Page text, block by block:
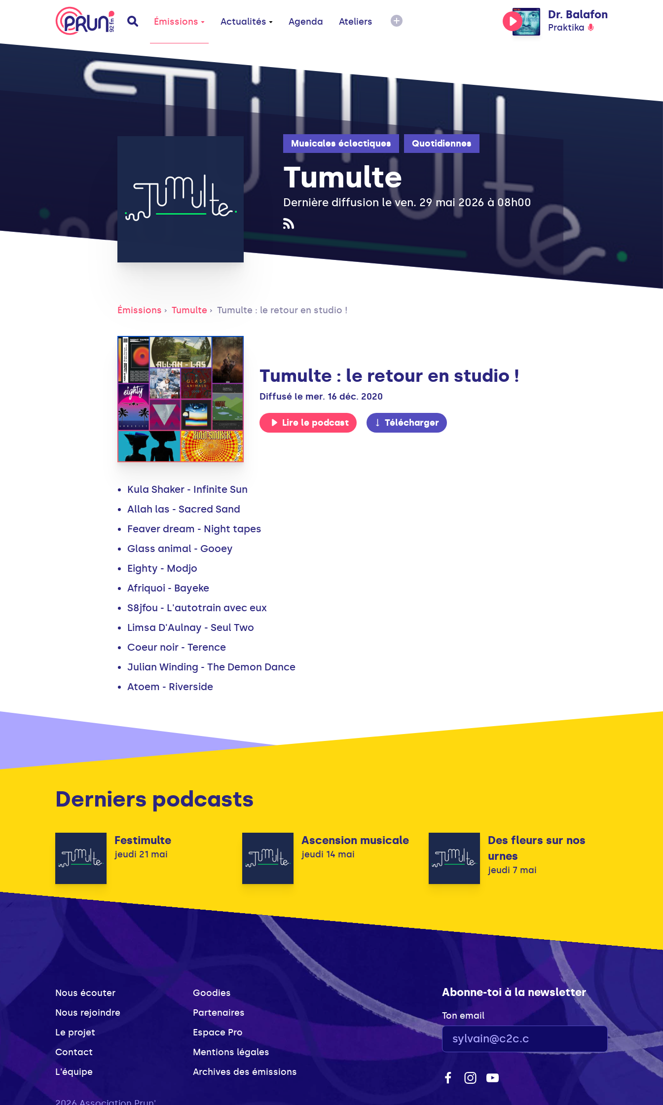
Émissions Actualités Agenda Ateliers
Dr. Balafon
Praktika
Musicales éclectiques Quotidiennes
Tumulte
Dernière diffusion le ven. 29 mai 2026 à 08h00
Émissions Tumulte Tumulte : le retour en studio !
Tumulte : le retour en studio !
Diffusé le mer. 16 déc. 2020
Lire le podcast Télécharger
Kula Shaker - Infinite Sun
Allah las - Sacred Sand
Feaver dream - Night tapes
Glass animal - Gooey
Eighty - Modjo
Afriquoi - Bayeke
S8jfou - L'autotrain avec eux
Limsa D'Aulnay - Seul Two
Coeur noir - Terence
Julian Winding - The Demon Dance
Atoem - Riverside
Derniers podcasts
Festimulte
jeudi 21 mai
Ascension musicale
jeudi 14 mai
Des fleurs sur nos
urnes
jeudi 7 mai
Nous écouter
Nous rejoindre
Le projet
Contact
L'équipe
Goodies
Partenaires
Espace Pro
Mentions légales
Archives des émissions
Abonne-toi à la newsletter
Ton email